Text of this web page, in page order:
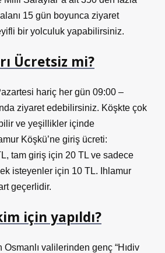
15 gün boyunca ziyaret
bir yolculuk yapabilirsiniz.
Ücretsiz mi?
hariç her gün 09:00 –
ziyaret edebilirsiniz. Köşkte çok
ve yeşillikler içinde
Köşkü’ne giriş ücreti:
tam giriş için 20 TL ve sadece
isteyenler için 10 TL. Ihlamur
geçerlidir.
için yapıldı?
Osmanlı valilerinden genç “Hıdiv